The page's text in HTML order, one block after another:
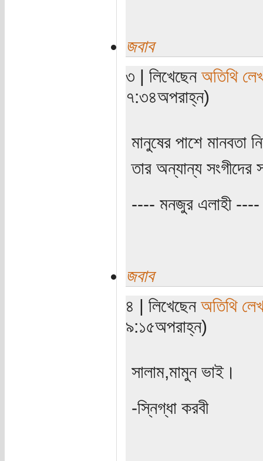
জবাব
৩ | লিখেছেন অতিথি
৭:৩৪অপরাহ্ন)
মানুষের পাশে মানবতা
তার অন্যান্য
---- মনজুর এলাহী ----
জবাব
৪ | লিখেছেন অতিথি
৯:১৫অপরাহ্ন)
সালাম,মামুন ভাই।
-স্নিগ্ধা করবী